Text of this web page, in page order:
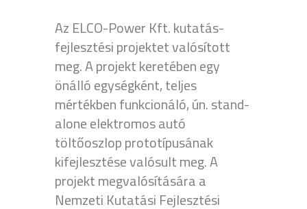
Az ELCO-Power Kft. kutatás-
fejlesztési projektet valósított
meg. A projekt keretében egy
önálló egységként, teljes
mértékben funkcionáló, ún. stand-
alone elektromos autó
töltőoszlop prototípusának
kifejlesztése valósult meg. A
projekt megvalósítására a
Nemzeti Kutatási Fejlesztési